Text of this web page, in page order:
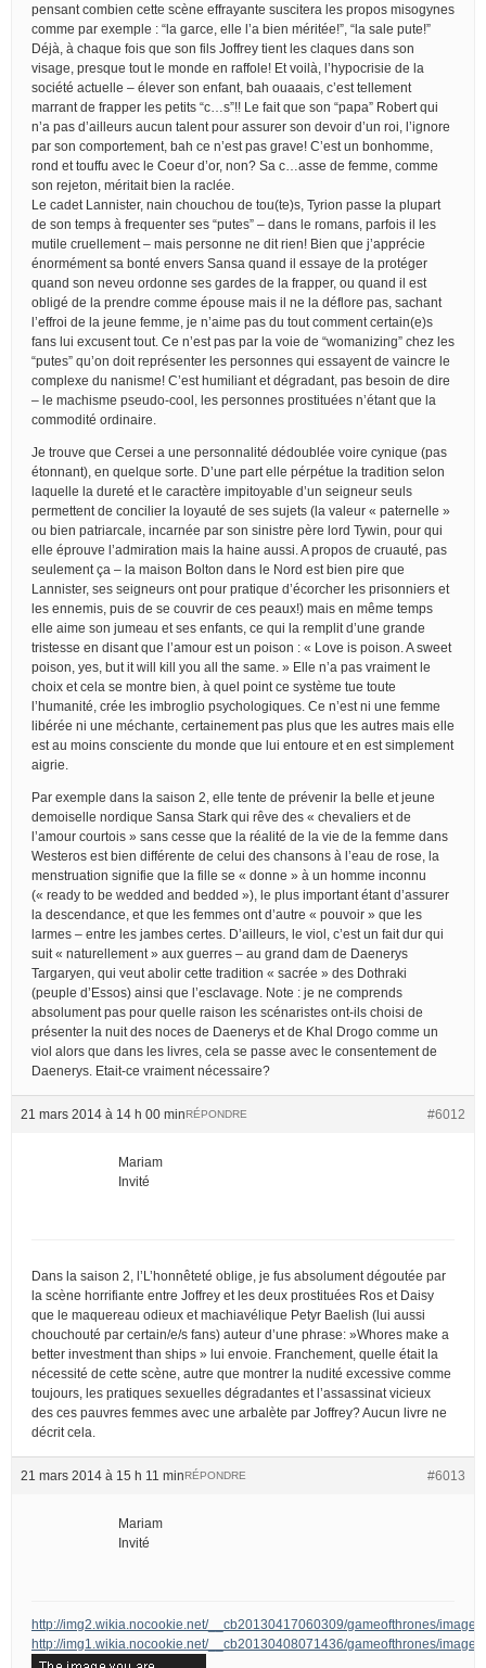
pensant combien cette scène effrayante suscitera les propos misogynes
comme par exemple : “la garce, elle l’a bien méritée!”, “la sale pute!”
Déjà, à chaque fois que son fils Joffrey tient les claques dans son
visage, presque tout le monde en raffole! Et voilà, l’hypocrisie de la
société actuelle – élever son enfant, bah ouaaais, c’est tellement
marrant de frapper les petits “c…s”!! Le fait que son “papa” Robert qui
n’a pas d’ailleurs aucun talent pour assurer son devoir d’un roi, l’ignore
par son comportement, bah ce n’est pas grave! C’est un bonhomme,
rond et touffu avec le Coeur d’or, non? Sa c…asse de femme, comme
son rejeton, méritait bien la raclée.
Le cadet Lannister, nain chouchou de tou(te)s, Tyrion passe la plupart
de son temps à frequenter ses “putes” – dans le romans, parfois il les
mutile cruellement – mais personne ne dit rien! Bien que j’apprécie
énormément sa bonté envers Sansa quand il essaye de la protéger
quand son neveu ordonne ses gardes de la frapper, ou quand il est
obligé de la prendre comme épouse mais il ne la déflore pas, sachant
l’effroi de la jeune femme, je n’aime pas du tout comment certain(e)s
fans lui excusent tout. Ce n’est pas par la voie de “womanizing” chez les
“putes” qu’on doit représenter les personnes qui essayent de vaincre le
complexe du nanisme! C’est humiliant et dégradant, pas besoin de dire
– le machisme pseudo-cool, les personnes prostituées n’étant que la
commodité ordinaire.
Je trouve que Cersei a une personnalité dédoublée voire cynique (pas
étonnant), en quelque sorte. D’une part elle pérpétue la tradition selon
laquelle la dureté et le caractère impitoyable d’un seigneur seuls
permettent de concilier la loyauté de ses sujets (la valeur « paternelle »
ou bien patriarcale, incarnée par son sinistre père lord Tywin, pour qui
elle éprouve l’admiration mais la haine aussi. A propos de cruauté, pas
seulement ça – la maison Bolton dans le Nord est bien pire que
Lannister, ses seigneurs ont pour pratique d’écorcher les prisonniers et
les ennemis, puis de se couvrir de ces peaux!) mais en même temps
elle aime son jumeau et ses enfants, ce qui la remplit d’une grande
tristesse en disant que l’amour est un poison : « Love is poison. A sweet
poison, yes, but it will kill you all the same. » Elle n’a pas vraiment le
choix et cela se montre bien, à quel point ce système tue toute
l’humanité, crée les imbroglio psychologiques. Ce n’est ni une femme
libérée ni une méchante, certainement pas plus que les autres mais elle
est au moins consciente du monde que lui entoure et en est simplement
aigrie.
Par exemple dans la saison 2, elle tente de prévenir la belle et jeune
demoiselle nordique Sansa Stark qui rêve des « chevaliers et de
l’amour courtois » sans cesse que la réalité de la vie de la femme dans
Westeros est bien différente de celui des chansons à l’eau de rose, la
menstruation signifie que la fille se « donne » à un homme inconnu
(« ready to be wedded and bedded »), le plus important étant d’assurer
la descendance, et que les femmes ont d’autre « pouvoir » que les
larmes – entre les jambes certes. D’ailleurs, le viol, c’est un fait dur qui
suit « naturellement » aux guerres – au grand dam de Daenerys
Targaryen, qui veut abolir cette tradition « sacrée » des Dothraki
(peuple d’Essos) ainsi que l’esclavage. Note : je ne comprends
absolument pas pour quelle raison les scénaristes ont-ils choisi de
présenter la nuit des noces de Daenerys et de Khal Drogo comme un
viol alors que dans les livres, cela se passe avec le consentement de
Daenerys. Etait-ce vraiment nécessaire?
21 mars 2014 à 14 h 00 min #6012
RÉPONDRE
Mariam
Invité
Dans la saison 2, l’L’honnêteté oblige, je fus absolument dégoutée par
la scène horrifiante entre Joffrey et les deux prostituées Ros et Daisy
que le maquereau odieux et machiavélique Petyr Baelish (lui aussi
chouchouté par certain/e/s fans) auteur d’une phrase: »Whores make a
better investment than ships » lui envoie. Franchement, quelle était la
nécessité de cette scène, autre que montrer la nudité excessive comme
toujours, les pratiques sexuelles dégradantes et l’assassinat vicieux
des ces pauvres femmes avec une arbalète par Joffrey? Aucun livre ne
décrit cela.
21 mars 2014 à 15 h 11 min #6013
RÉPONDRE
Mariam
Invité
http://img2.wikia.nocookie.net/__cb20130417060309/gameofthrones/
http://img1.wikia.nocookie.net/__cb20130408071436/gameofthrones/